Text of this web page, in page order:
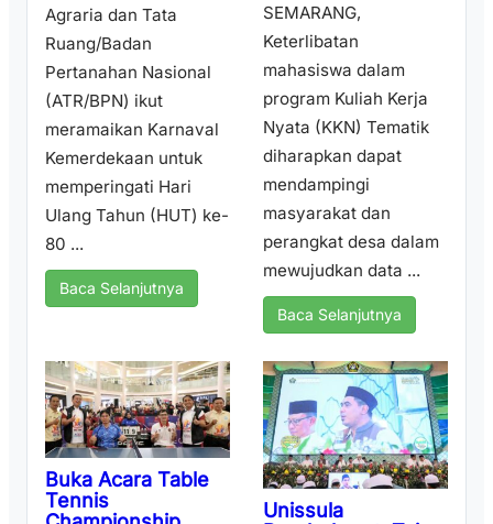
Agraria dan Tata
Ruang/Badan
Pertanahan Nasional
(ATR/BPN) ikut
meramaikan Karnaval
Kemerdekaan untuk
memperingati Hari
Ulang Tahun (HUT) ke-
80 ...
Baca Selanjutnya
SEMARANG,
Keterlibatan
mahasiswa dalam
program Kuliah Kerja
Nyata (KKN) Tematik
diharapkan dapat
mendampingi
masyarakat dan
perangkat desa dalam
mewujudkan data ...
Baca Selanjutnya
Buka Acara Table
Tennis
Unissula